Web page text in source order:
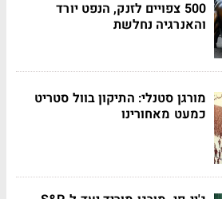
500 צפויים לזנק, הנפט יורד
והאנרגיה נחלשת
מורגן סטנלי: התיקון בוול סטריט
כמעט מאחורינו